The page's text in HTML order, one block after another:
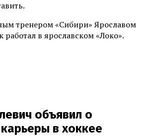
тренером «Сибири» Ярославом
в ярославском «Локо».
объявил о
в хоккее